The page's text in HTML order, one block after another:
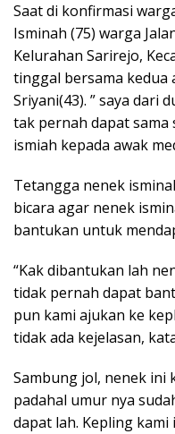
Saat di konfirmasi
Isminah (75) warga
Kelurahan Sarirejo,
tinggal bersama kedua
Sriyani(43). ” saya dari
tak pernah dapat sama
ismiah kepada awak
Tetangga nenek
bicara agar nenek
bantukan untuk
“Kak dibantukan lah
tidak pernah dapat
pun kami ajukan ke
tidak ada kejelasan,
Sambung jol, nenek ini
padahal umur nya
dapat lah. Kepling